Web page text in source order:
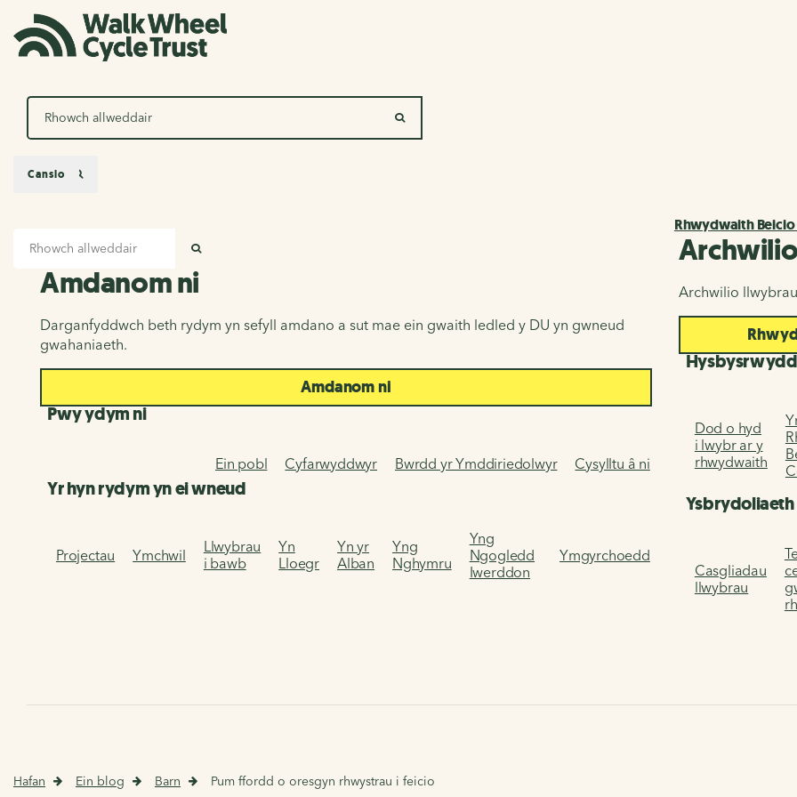
SEARCH
Chwilio
Amdanom ni
Amdanom ni
Darganfyddwch beth rydym yn sefyll amdano a sut mae ein gwaith ledled y DU yn gwneud
gwahaniaeth.
Amdanom ni
Pwy ydym ni
Ein pobl Cyfarwyddwyr Bwrdd yr Ymddiriedolwyr Cysylltu â ni
Yr hyn rydym yn ei wneud
Projectau Ymchwil
Llwybrau
i bawb
Yn
Lloegr
Yn yr
Alban
Yng
Nghymru
Yng
Ngogledd
Iwerddon
Ymgyrchoedd
Rhwydwaith
Archwilio
Archwilio
Hysbysrwydd
Dod o hyd
i lwybr ar y
rhwydwaith
Ysbrydoliaeth
Casgliadau
llwybrau
Canslo
Hafan Ein blog Barn Pum ffordd o oresgyn rhwystrau i feicio